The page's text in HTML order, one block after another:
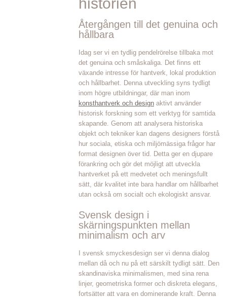
Återgången till det genuina och
hållbara
Idag ser vi en tydlig pendelrörelse tillbaka mot
det genuina och småskaliga. Det finns ett
växande intresse för hantverk, lokal produktion
och hållbarhet. Denna utveckling syns tydligt
inom högre utbildningar, där man inom
konsthantverk och design aktivt använder
historisk forskning som ett verktyg för samtida
skapande. Genom att analysera historiska
objekt och tekniker kan dagens designers förstå
hur sociala, etiska och miljömässiga frågor har
format designen över tid. Detta ger en djupare
förankring och gör det möjligt att utveckla
hantverket på ett medvetet och meningsfullt
sätt, där kvalitet inte bara handlar om hållbarhet
utan också om socialt och ekologiskt ansvar.
Svensk design i
skärningspunkten mellan
minimalism och arv
I svensk smyckesdesign ser vi denna dialog
mellan då och nu på ett särskilt tydligt sätt. Den
skandinaviska minimalismen, med sina rena
linjer, geometriska former och diskreta elegans,
fortsätter att vara en dominerande kraft. Denna